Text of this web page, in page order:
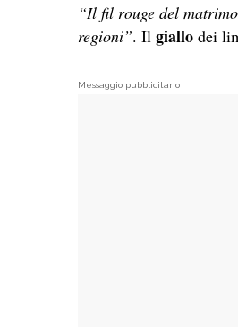
“Il fil rouge del
regioni”. Il giallo dei
Messaggio pubblicitario